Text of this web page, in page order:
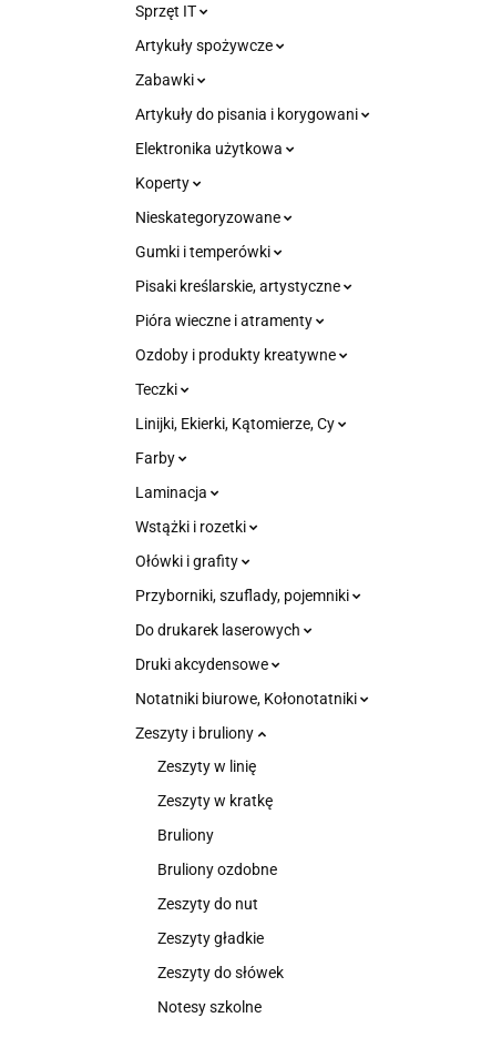
Sprzęt IT
Artykuły spożywcze
Zabawki
Artykuły do pisania i korygowani
Elektronika użytkowa
Koperty
Nieskategoryzowane
Gumki i temperówki
Pisaki kreślarskie, artystyczne
Pióra wieczne i atramenty
Ozdoby i produkty kreatywne
Teczki
Linijki, Ekierki, Kątomierze, Cy
Farby
Laminacja
Wstążki i rozetki
Ołówki i grafity
Przyborniki, szuflady, pojemniki
Do drukarek laserowych
Druki akcydensowe
Notatniki biurowe, Kołonotatniki
Zeszyty i bruliony
Zeszyty w linię
Zeszyty w kratkę
Bruliony
Bruliony ozdobne
Zeszyty do nut
Zeszyty gładkie
Zeszyty do słówek
Notesy szkolne